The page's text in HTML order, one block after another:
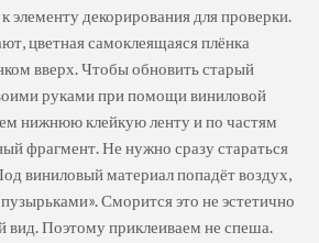
элементу декорирования для проверки.
цветная самоклеящаяся плёнка
вверх. Чтобы обновить старый
руками при помощи виниловой
нижнюю клейкую ленту и по частям
фрагмент. Не нужно сразу стараться
виниловый материал попадёт воздух,
Сморится это не эстетично
вид. Поэтому приклеиваем не спеша.